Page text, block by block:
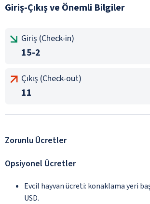
Giriş-Çıkış ve Önemli Bilgiler
Giriş (Check-in)
15-2
Çıkış (Check-out)
11
Zorunlu Ücretler
Opsiyonel Ücretler
Evcil hayvan ücreti: konaklama yeri
USD.